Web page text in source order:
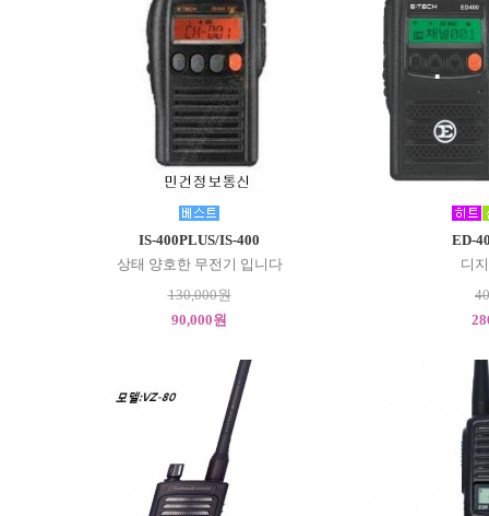
IS-400PLUS/IS-400
상태 양호한 무전기 입니다
130,000원
90,000원
ED-
디